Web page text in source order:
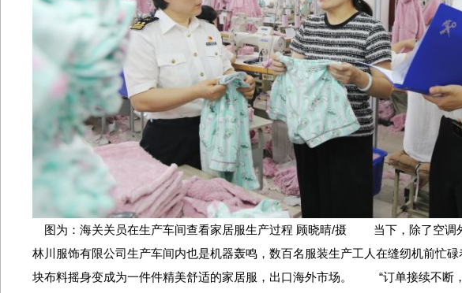
图为：海关关员在生产车间查看家居服生产过程 顾晓晴/摄 当下，除了空调
林川服饰有限公司生产车间内也是机器轰鸣，数百名服装生产工人在缝纫机前忙
块布料摇身变成为一件件精美舒适的家居服，出口海外市场。 “订单接续不断